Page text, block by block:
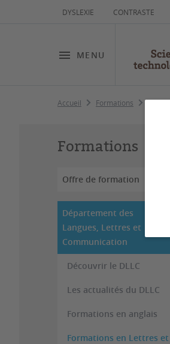
DYSLEXIE CONTRASTE
MENU
Accueil Formations
Formations
Offre de formation
Département des
Langues, Lettres et
Communication
Découvrir le DLLC
Les actualités du DLLC
Formations en anglais
Formations en Lettres et